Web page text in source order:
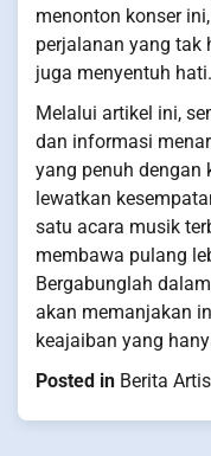
menonton konser
perjalanan yang tak
juga menyentuh hati.
Melalui artikel ini,
dan informasi
yang penuh dengan
lewatkan
satu acara musik
membawa pulang
Bergabunglah
akan memanjakan
keajaiban yang
Posted in Berita Artis